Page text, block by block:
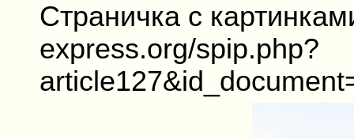
Страничка с
express.org/spip.php?